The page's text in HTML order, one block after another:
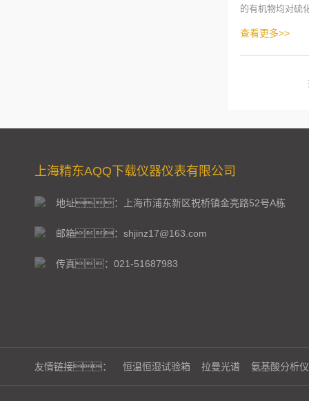
的有机物均对
状况选择。
查看更多>>
上海精东AQQ下载仪器仪表有限公司
地址：上海市浦东新区祝桥镇金亮路52号A栋
邮箱：shjinz17@163.com
传真：021-51687983
友情链接： 恒温恒湿试验箱 拉曼光谱 氨基酸分析仪